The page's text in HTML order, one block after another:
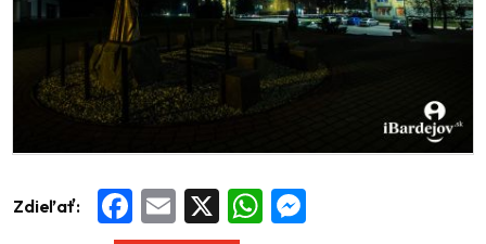
Zdieľať: Facebook
Email WhatsApp